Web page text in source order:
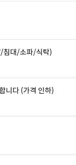
침대/소파/식탁)
니다 (가격 인하)